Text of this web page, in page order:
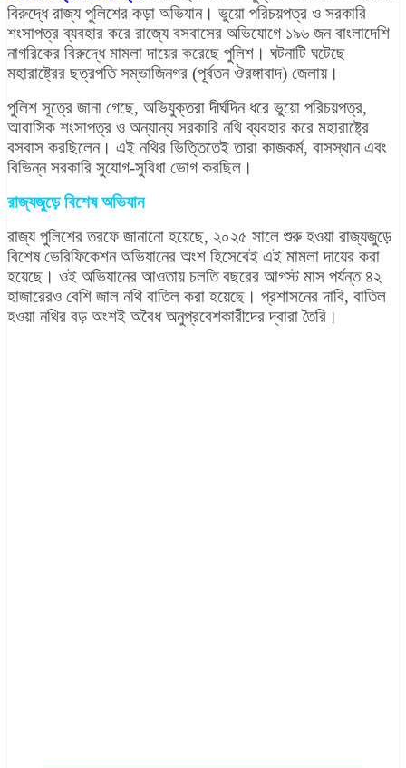
বিরুদ্ধে রাজ্য পুলিশের কড়া অভিযান। ভুয়ো পরিচয়পত্র ও সরকারি
শংসাপত্র ব্যবহার করে রাজ্যে বসবাসের অভিযোগে ১৯৬ জন বাংলাদেশি
নাগরিকের বিরুদ্ধে মামলা দায়ের করেছে পুলিশ। ঘটনাটি ঘটেছে
মহারাষ্ট্রের ছত্রপতি সম্ভাজিনগর (পূর্বতন ঔরঙ্গাবাদ) জেলায়।
পুলিশ সূত্রে জানা গেছে, অভিযুক্তরা দীর্ঘদিন ধরে ভুয়ো পরিচয়পত্র,
আবাসিক শংসাপত্র ও অন্যান্য সরকারি নথি ব্যবহার করে মহারাষ্ট্রে
বসবাস করছিলেন। এই নথির ভিত্তিতেই তারা কাজকর্ম, বাসস্থান এবং
বিভিন্ন সরকারি সুযোগ-সুবিধা ভোগ করছিল।
রাজ্যজুড়ে বিশেষ অভিযান
রাজ্য পুলিশের তরফে জানানো হয়েছে, ২০২৫ সালে শুরু হওয়া রাজ্যজুড়ে
বিশেষ ভেরিফিকেশন অভিযানের অংশ হিসেবেই এই মামলা দায়ের করা
হয়েছে। ওই অভিযানের আওতায় চলতি বছরের আগস্ট মাস পর্যন্ত ৪২
হাজারেরও বেশি জাল নথি বাতিল করা হয়েছে। প্রশাসনের দাবি, বাতিল
হওয়া নথির বড় অংশই অবৈধ অনুপ্রবেশকারীদের দ্বারা তৈরি।